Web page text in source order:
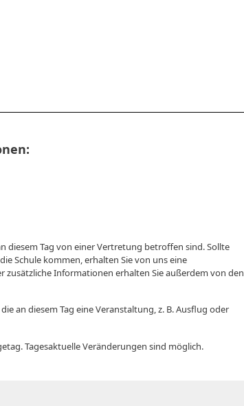
diesem Tag von einer Vertretung betroffen sind. Sollte
Schule kommen, erhalten Sie von uns eine
zusätzliche Informationen erhalten Sie außerdem von den
an diesem Tag eine Veranstaltung, z. B. Ausflug oder
Tagesaktuelle Veränderungen sind möglich.